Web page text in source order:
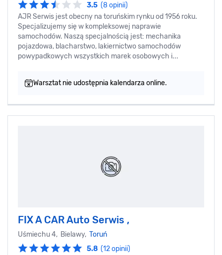
3.5 (8 opinii)
AJR Serwis jest obecny na toruńskim rynku od 1956 roku.
Specjalizujemy się w kompleksowej naprawie
samochodów. Naszą specjalnością jest: mechanika
pojazdowa, blacharstwo, lakiernictwo samochodów
powypadkowych wszystkich marek osobowych i...
Warsztat nie udostępnia kalendarza online.
FIX A CAR Auto Serwis ,
Uśmiechu 4, Bielawy, Toruń
5.8 (12 opinii)